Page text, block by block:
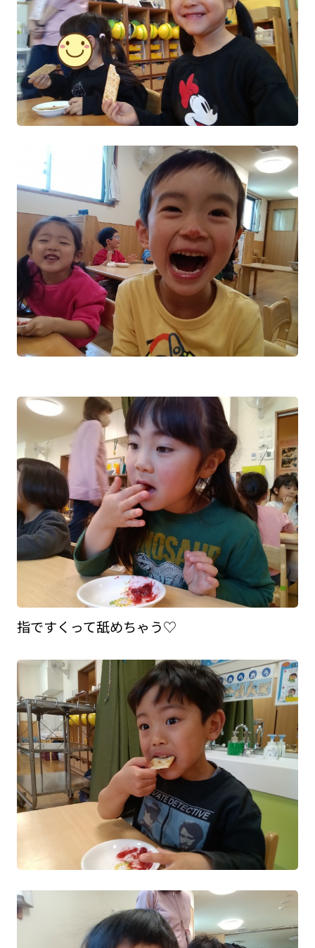
指ですくって舐めちゃう♡